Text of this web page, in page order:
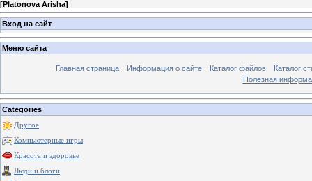
[Platonova Arisha]
Вход на сайт
Меню сайта
Главная страница Информация о сайте Каталог файлов
Каталог
Полезная
Categories
Другое
Компьютерные игры
Красота и здоровье
Люди и блоги